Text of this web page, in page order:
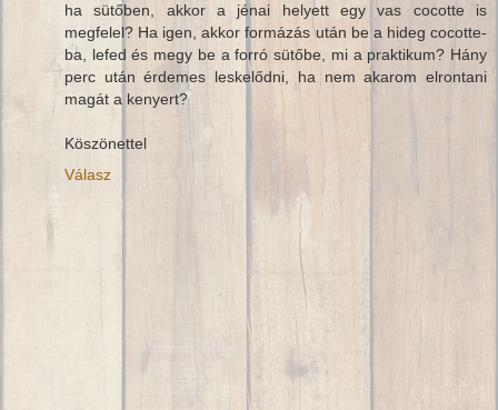
ha sütőben, akkor a jénai helyett egy vas cocotte is
megfelel? Ha igen, akkor formázás után be a hideg cocotte-
ba, lefed és megy be a forró sütőbe, mi a praktikum? Hány
perc után érdemes leskelődni, ha nem akarom elrontani
magát a kenyert?
Köszönettel
Válasz